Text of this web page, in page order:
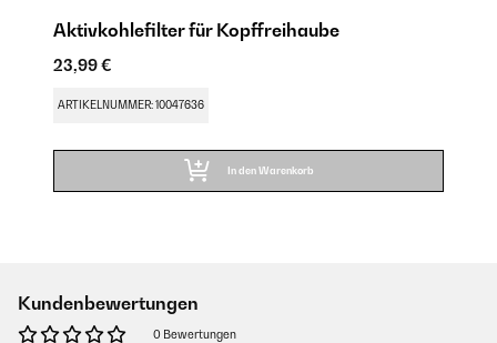
Aktivkohlefilter für Kopffreihaube
23,99 €
ARTIKELNUMMER: 10047636
In den Warenkorb
Kundenbewertungen
0 Bewertungen